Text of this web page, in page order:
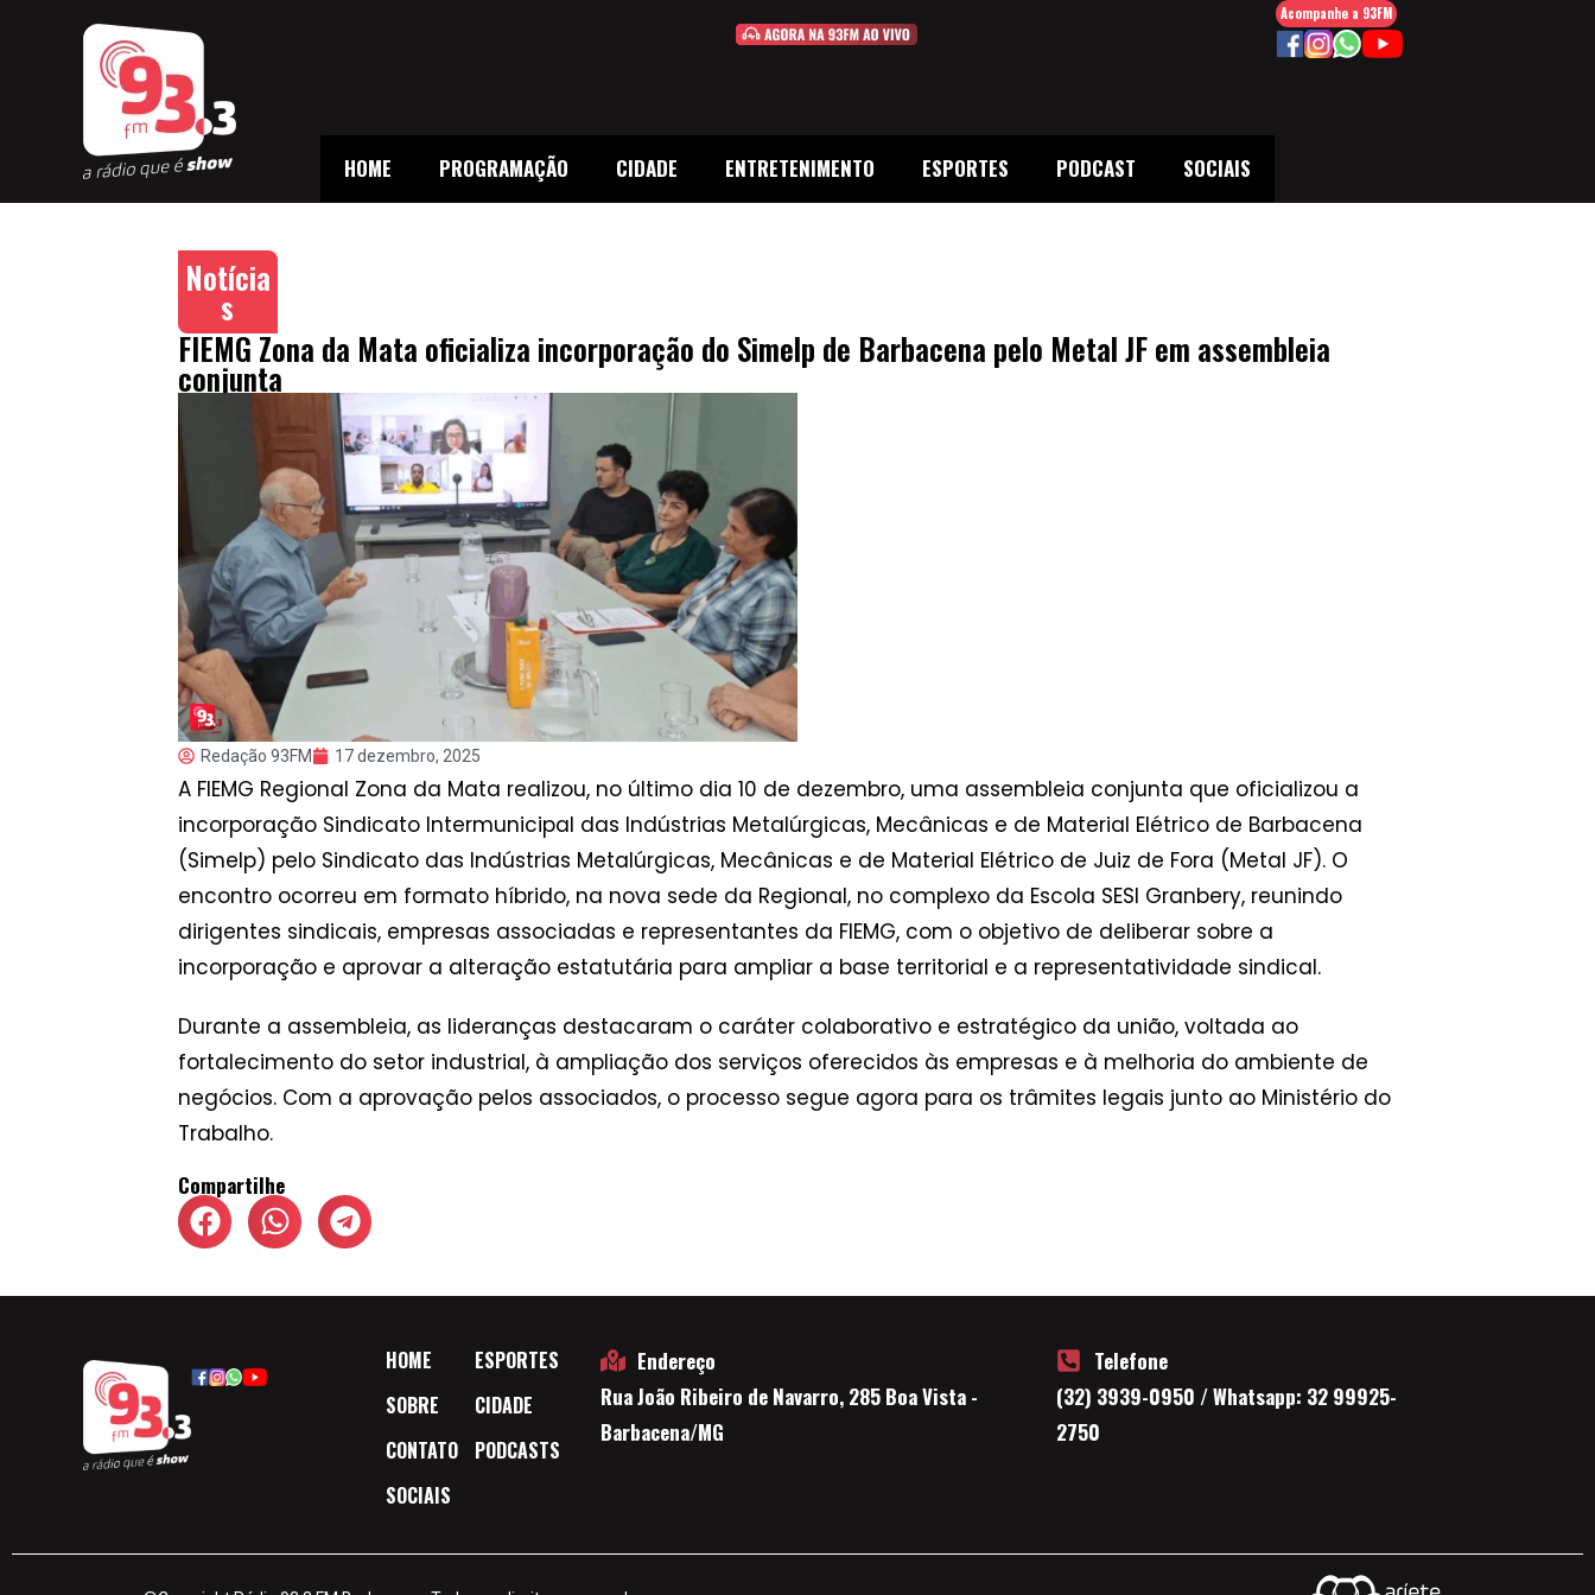
HOME PROGRAMAÇÃO CIDADE ENTRETENIMENTO ESPORTES PODCAST SOCIAIS
Acompanhe a 93FM
Notícia
s
FIEMG Zona da Mata oficializa incorporação do Simelp de Barbacena pelo Metal JF em assembleia
conjunta
Redação 93FM 17 dezembro, 2025
A FIEMG Regional Zona da Mata realizou, no último dia 10 de dezembro, uma assembleia conjunta que oficializou a
incorporação Sindicato Intermunicipal das Indústrias Metalúrgicas, Mecânicas e de Material Elétrico de Barbacena
(Simelp) pelo Sindicato das Indústrias Metalúrgicas, Mecânicas e de Material Elétrico de Juiz de Fora (Metal JF). O
encontro ocorreu em formato híbrido, na nova sede da Regional, no complexo da Escola SESI Granbery, reunindo
dirigentes sindicais, empresas associadas e representantes da FIEMG, com o objetivo de deliberar sobre a
incorporação e aprovar a alteração estatutária para ampliar a base territorial e a representatividade sindical.
Durante a assembleia, as lideranças destacaram o caráter colaborativo e estratégico da união, voltada ao
fortalecimento do setor industrial, à ampliação dos serviços oferecidos às empresas e à melhoria do ambiente de
negócios. Com a aprovação pelos associados, o processo segue agora para os trâmites legais junto ao Ministério do
Trabalho.
Compartilhe
HOME
SOBRE
CONTATO
SOCIAIS
ESPORTES
CIDADE
PODCASTS
Endereço
Rua João Ribeiro de Navarro, 285 Boa Vista -
Barbacena/MG
Telefone
(32) 3939-0950 / Whatsapp: 32 99925-
2750